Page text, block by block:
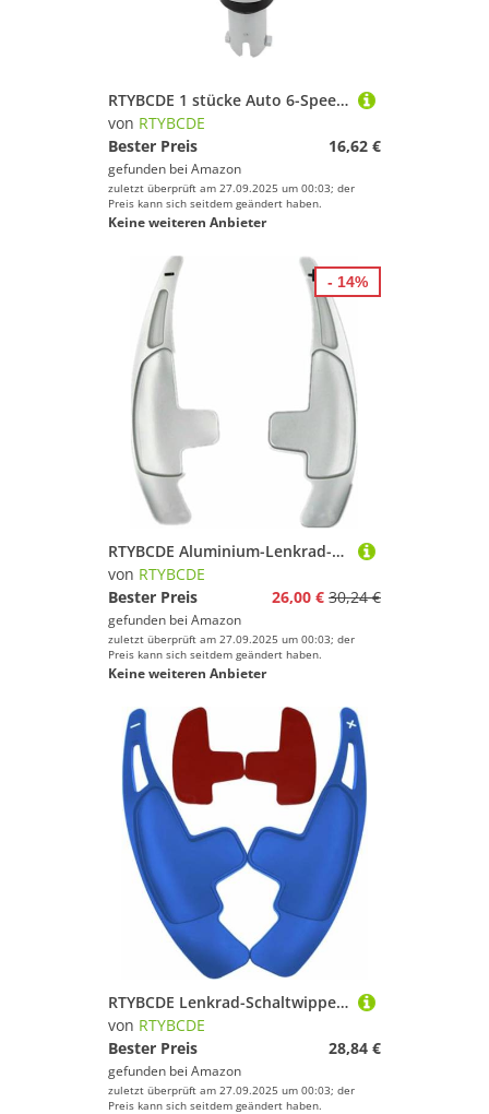
RTYBCDE 1 stücke Auto 6-Speed Schaltknauf Geeignet Für Chevrolet Trax 2011-2020 Ersatz Manuelle Schalthebel Schaltknauf Ball Teile
von RTYBCDE
Bester Preis
16,62 €
gefunden bei Amazon
zuletzt überprüft am 27.09.2025 um 00:03; der
Preis kann sich seitdem geändert haben.
Keine weiteren Anbieter
RTYBCDE Aluminium-Lenkrad-Schaltwippenverlängerungen für AMG A45 C63 E63 S63 S65 CLA45 GLA45 ML63 W204 C204 W212 W221 X156 W166
von RTYBCDE
Bester Preis
26,00 € 30,24 €
gefunden bei Amazon
zuletzt überprüft am 27.09.2025 um 00:03; der
Preis kann sich seitdem geändert haben.
Keine weiteren Anbieter
- 14%
RTYBCDE Lenkrad-Schaltwippen-Verlängerung für Mercedes C 63 AMG (2009–2015), AMG C 63 S (2009), C 63 AMG 4-türige Limousine (2011), CNC-Aluminium-Zubehör
von RTYBCDE
Bester Preis
28,84 €
gefunden bei Amazon
zuletzt überprüft am 27.09.2025 um 00:03; der
Preis kann sich seitdem geändert haben.